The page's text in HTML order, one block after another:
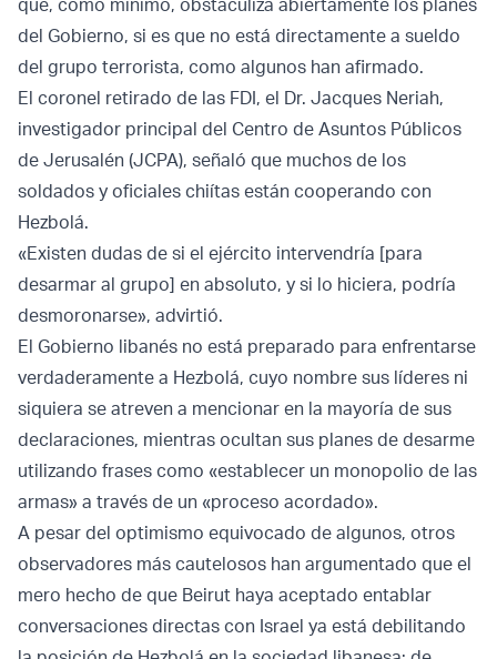
que, como mínimo, obstaculiza abiertamente los planes
del Gobierno, si es que no está directamente a sueldo
del grupo terrorista, como algunos han afirmado.
El coronel retirado de las FDI, el Dr. Jacques Neriah,
investigador principal del Centro de Asuntos Públicos
de Jerusalén (JCPA), señaló que muchos de los
soldados y oficiales chiítas están cooperando con
Hezbolá.
«Existen dudas de si el ejército intervendría [para
desarmar al grupo] en absoluto, y si lo hiciera, podría
desmoronarse», advirtió.
El Gobierno libanés no está preparado para enfrentarse
verdaderamente a Hezbolá, cuyo nombre sus líderes ni
siquiera se atreven a mencionar en la mayoría de sus
declaraciones, mientras ocultan sus planes de desarme
utilizando frases como «establecer un monopolio de las
armas» a través de un «proceso acordado».
A pesar del optimismo equivocado de algunos, otros
observadores más cautelosos han argumentado que el
mero hecho de que Beirut haya aceptado entablar
conversaciones directas con Israel ya está debilitando